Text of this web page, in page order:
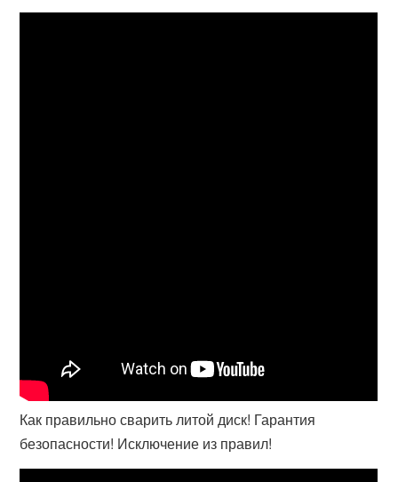
Как правильно сварить литой диск! Гарантия
безопасности! Исключение из правил!